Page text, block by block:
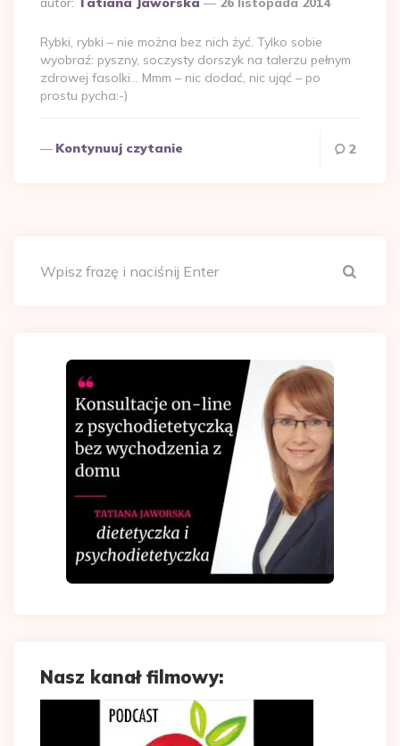
Rybki, rybki – nie można bez nich żyć. Tylko sobie
wyobraź: pyszny, soczysty dorszyk na talerzu pełnym
zdrowej fasolki… Mmm – nic dodać, nic ująć – po
prostu pycha:-)
Kontynuuj czytanie 2
Nasz kanał filmowy: